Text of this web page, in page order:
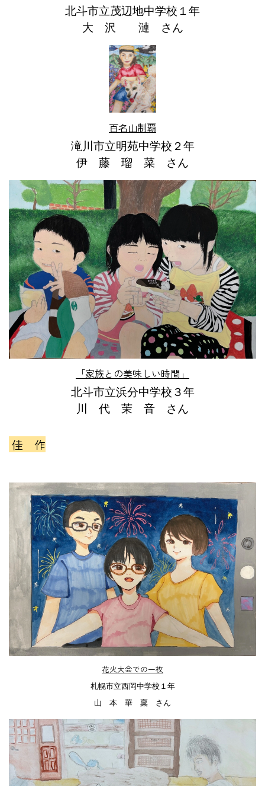
北斗市立茂辺地中学校１年
大 沢 漣 さん
百名山制覇
滝川市立明苑中学校２年
伊 藤 瑠 菜 さん
「家族との美味しい時間」
北斗市立浜分中学校３年
川 代 茉 音 さん
佳 作
花火大会での一枚
札幌市立西岡中学校１年
山 本 華 稟 さん